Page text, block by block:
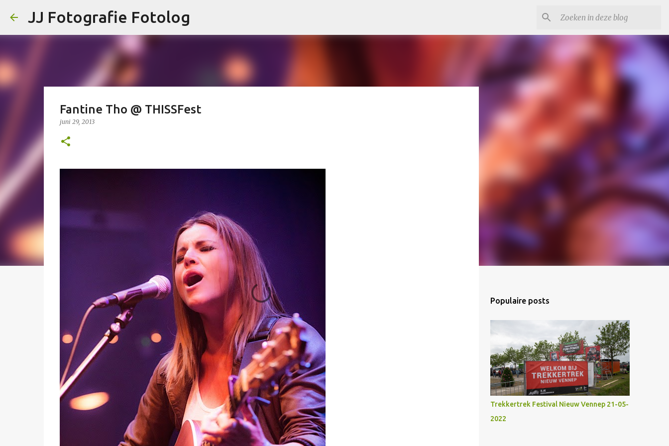
JJ Fotografie Fotolog
Fantine Tho @ THISSFest
juni 29, 2013
Populaire posts
Trekkertrek Festival Nieuw Vennep 21-05-
2022